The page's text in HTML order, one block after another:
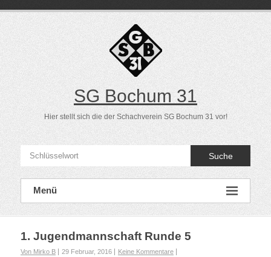
SG Bochum 31
Hier stellt sich die der Schachverein SG Bochum 31 vor!
Suche
Menü
1. Jugendmannschaft Runde 5
Von Mirko B 29 Februar, 2016 Keine Kommentare